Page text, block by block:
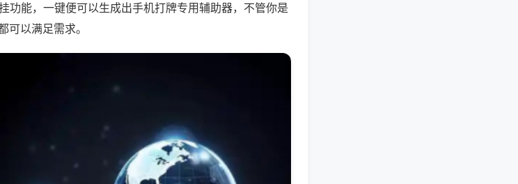
功能，一键便可以生成出手机打牌专用辅助器，不管你是
可以满足需求。